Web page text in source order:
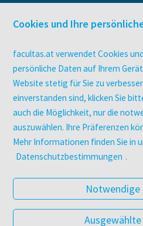
facultas
Druckerei
Digitale
Über
facultas
Datenschutz
AGB
Cookies und Ihre
facultas.at verwendet Cookies
persönliche Daten auf Ihrem
Website stetig für Sie zu
einverstanden sind, klicken Sie
auch die Möglichkeit, nur die
auszuwählen. Ihre Präferenzen
Mehr Informationen finden Sie in
Datenschutzbestimmungen .
Notwendige